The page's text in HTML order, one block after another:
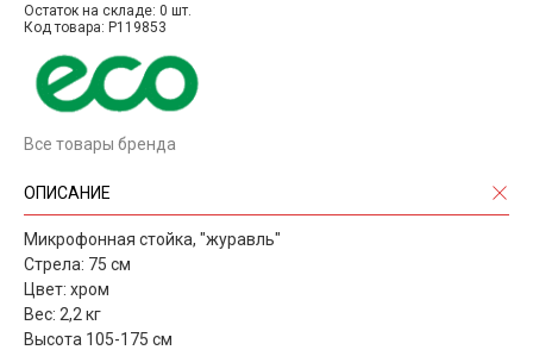
Остаток на складе: 0 шт.
Код товара: P119853
Все товары бренда
ОПИСАНИЕ
Микрофонная стойка, "журавль"
Стрела: 75 см
Цвет: хром
Вес: 2,2 кг
Высота 105-175 см